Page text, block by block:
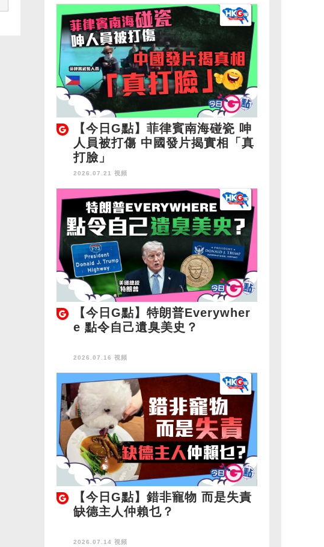
【今日G點】菲律賓南海碰瓷 呻
人員被打傷 中國發片揭實相「真
打臉」
2026.07.21 視頻
【今日G點】特朗普Everywher
e 點令自己遺臭美史？
2026.07.16 視頻
【今日G點】錯非寵物 而是失責
缺德主人仲賴乜？
2026.07.14 視頻